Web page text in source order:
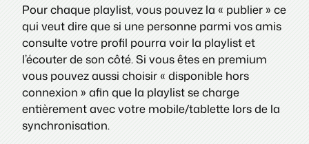
Pour chaque playlist, vous pouvez la « publier » ce
qui veut dire que si une personne parmi vos amis
consulte votre profil pourra voir la playlist et
l’écouter de son côté. Si vous êtes en premium
vous pouvez aussi choisir « disponible hors
connexion » afin que la playlist se charge
entièrement avec votre mobile/tablette lors de la
synchronisation.